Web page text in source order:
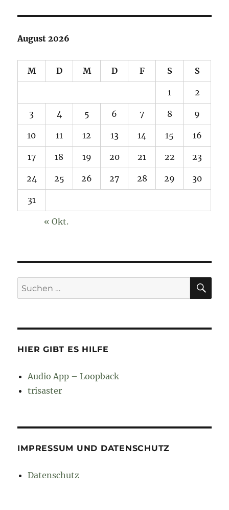
August 2026
M D M D F S S
1 2
3 4 5 6 7 8 9
10 11 12 13 14 15 16
17 18 19 20 21 22 23
24 25 26 27 28 29 30
31
« Okt.
Suchen
nach:
HIER GIBT ES HILFE
Audio App – Loopback
trisaster
IMPRESSUM UND DATENSCHUTZ
Datenschutz